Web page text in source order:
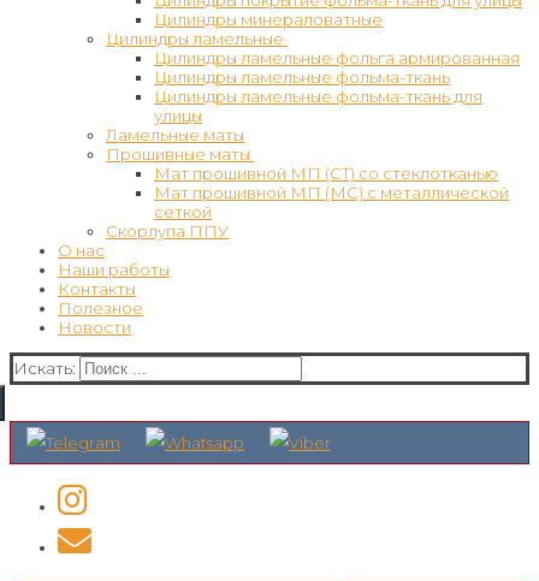
Цилиндры минераловатные
Цилиндры ламельные
Цилиндры ламельные фольга армированная
Цилиндры ламельные фольма-ткань
Цилиндры ламельные фольма-ткань для
улицы
Ламельные маты
Прошивные маты
Мат прошивной МП (СТ) со стеклотканью
Мат прошивной МП (МС) с металлической
сеткой
Скорлупа ППУ
О нас
Наши работы
Контакты
Полезное
Новости
Искать: